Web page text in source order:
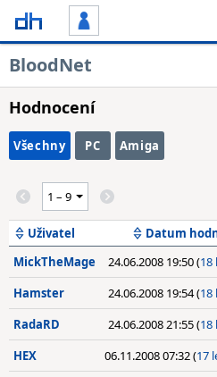
BloodNet
Hodnocení
Všechny PC Amiga
Uživatel Datum
MickTheMage
24.06.2008 19:50 (18
Hamster 24.06.2008 19:54 (18
RadaRD 24.06.2008 21:55 (18
HEX 06.11.2008 07:32 (17